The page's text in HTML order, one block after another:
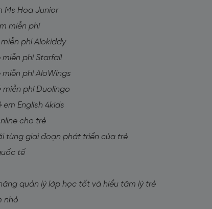
Ms Hoa Junior
miễn phí
phí Alokiddy
phí Starfall
phí AloWings
phí Duolingo
English 4kids
cho trẻ
từng giai đoạn phát triển của trẻ
tế
quản lý lớp học tốt và hiểu tâm lý trẻ
nhỏ